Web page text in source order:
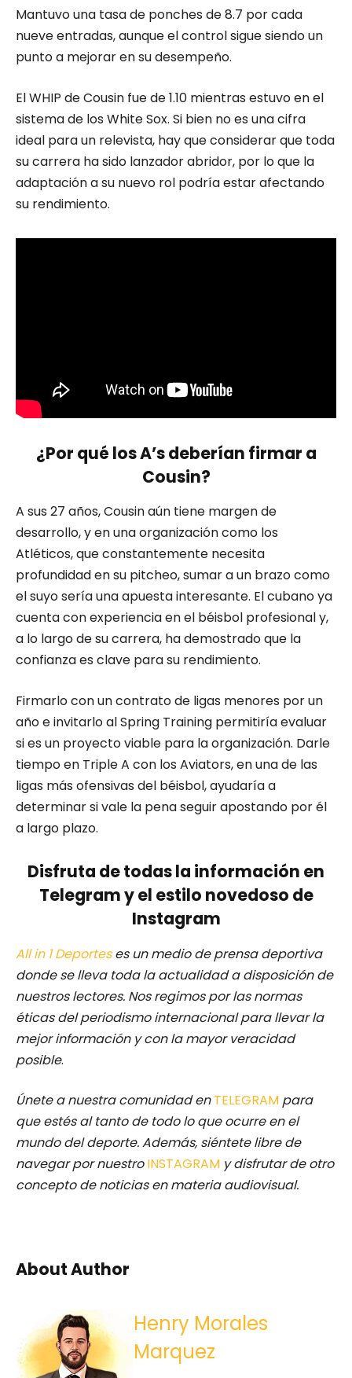
Mantuvo una tasa de ponches de 8.7 por cada
nueve entradas, aunque el control sigue siendo un
punto a mejorar en su desempeño.
El WHIP de Cousin fue de 1.10 mientras estuvo en el
sistema de los White Sox. Si bien no es una cifra
ideal para un relevista, hay que considerar que toda
su carrera ha sido lanzador abridor, por lo que la
adaptación a su nuevo rol podría estar afectando
su rendimiento.
¿Por qué los A’s deberían firmar a
Cousin?
A sus 27 años, Cousin aún tiene margen de
desarrollo, y en una organización como los
Atléticos, que constantemente necesita
profundidad en su pitcheo, sumar a un brazo como
el suyo sería una apuesta interesante. El cubano ya
cuenta con experiencia en el béisbol profesional y,
a lo largo de su carrera, ha demostrado que la
confianza es clave para su rendimiento.
Firmarlo con un contrato de ligas menores por un
año e invitarlo al Spring Training permitiría evaluar
si es un proyecto viable para la organización. Darle
tiempo en Triple A con los Aviators, en una de las
ligas más ofensivas del béisbol, ayudaría a
determinar si vale la pena seguir apostando por él
a largo plazo.
Disfruta de todas la información en
Telegram y el estilo novedoso de
Instagram
All in 1 Deporteses un medio de prensa deportiva
donde se lleva toda la actualidad a disposición de
nuestros lectores. Nos regimos por las normas
éticas del periodismo internacional para llevar la
mejor información y con la mayor veracidad
posible.
Únete a nuestra comunidad enTELEGRAM para
que estés al tanto de todo lo que ocurre en el
mundo del deporte. Además, siéntete libre de
navegar por nuestro INSTAGRAM y disfrutar de otro
concepto de noticias en materia audiovisual.
About Author
Henry Morales
Marquez